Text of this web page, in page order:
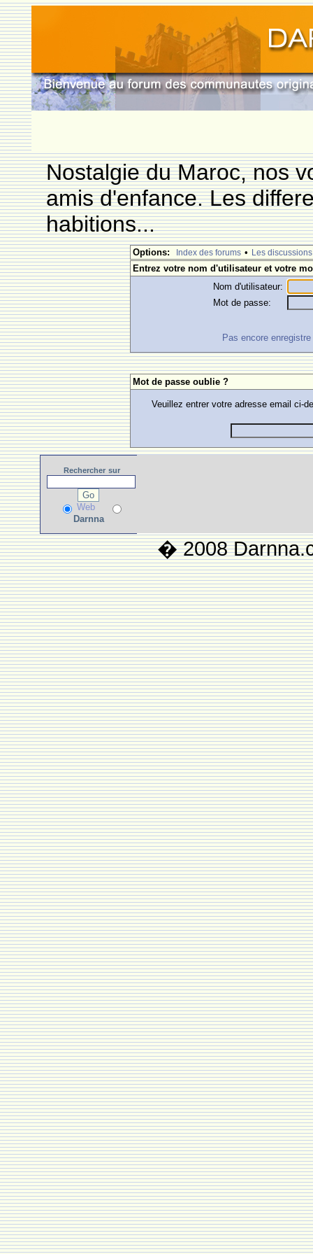
Nostalgie du Maroc, nos
amis d'enfance. Les
habitions...
Options: Index des forums • Les discussions
Entrez votre nom d'utilisateur et votre
Nom d'utilisateur:
Mot de passe:
Pas encore
Mot de passe oublie ?
Veuillez entrer votre adresse email ci-
Rechercher sur
Web
Darnna
� 2008